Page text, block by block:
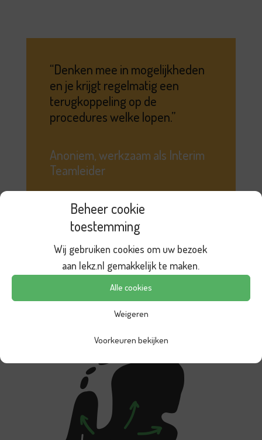
Beheer cookie
toestemming
Wij gebruiken cookies om uw bezoek
aan lekz.nl gemakkelijk te maken.
Alle cookies
Weigeren
Voorkeuren bekijken
Denken mee in mogelijkheden
en je krijgt regelmatig een
terugkoppeling op de
procedures welke lopen.
Anoniem, werkzaam als Interim
Teamleider
Lees meer reviews